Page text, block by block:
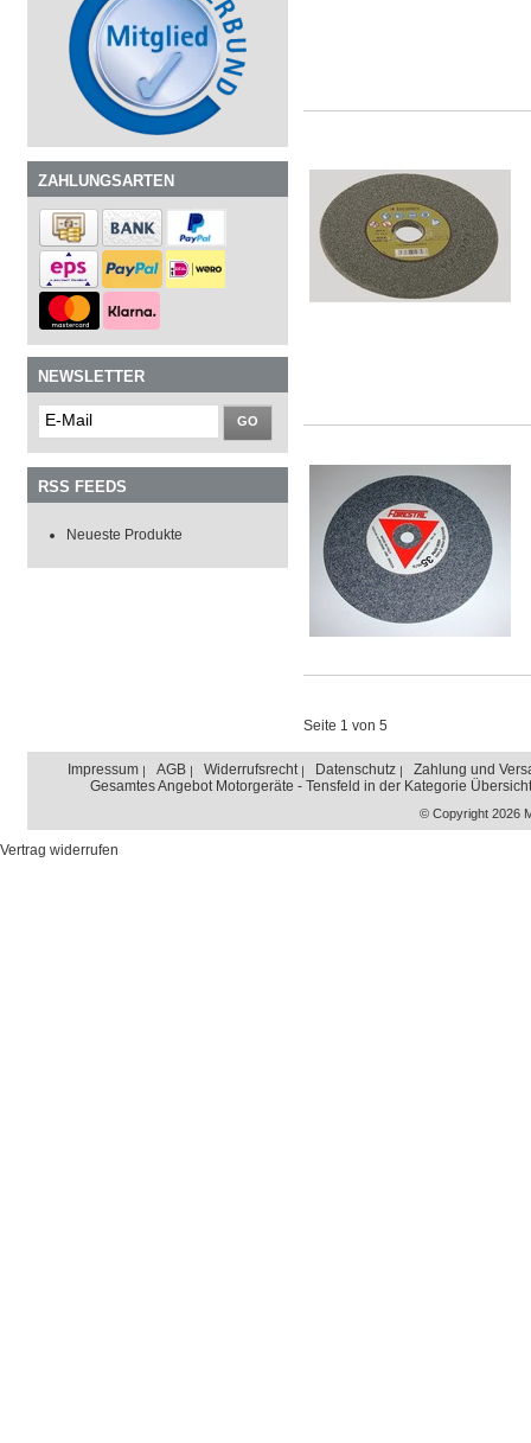
ZAHLUNGSARTEN
NEWSLETTER
GO
RSS FEEDS
Neueste Produkte
Seite 1 von 5
Impressum AGB Widerrufsrecht Datenschutz
Zahlung und
Gesamtes Angebot Motorgeräte - Tensfeld in der Kategorie Übersicht
© Copyright 2026
Vertrag widerrufen